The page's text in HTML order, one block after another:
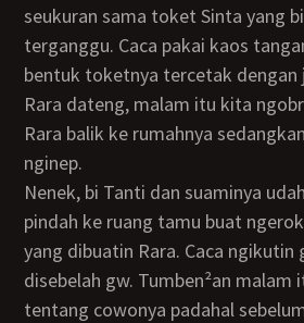
seukuran sama toket Sinta yang
terganggu. Caca pakai kaos
bentuk toketnya tercetak dengan
Rara dateng, malam itu kita
Rara balik ke rumahnya
nginep.
Nenek, bi Tanti dan suaminya udah masuk kamar. Gw
pindah ke ruang tamu buat
yang dibuatin Rara. Caca ngikutin
disebelah gw. Tumben²an malam
tentang cowonya padahal